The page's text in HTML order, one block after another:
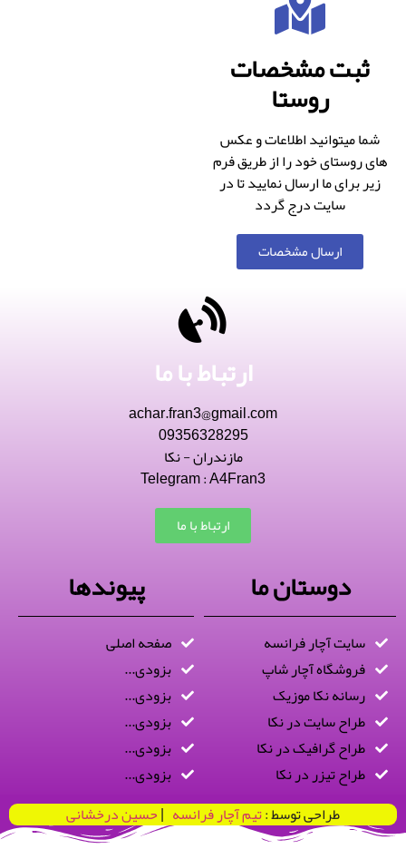
ثبت مشخصات
روستا
شما میتوانید اطلاعات و عکس
های روستای خود را از طریق فرم
زیر برای ما ارسال نمایید تا در
سایت درج گردد
ارسال مشخصات
ارتباط با ما
achar.fran3@gmail.com
09356328295
مازندران - نکا
Telegram : A4Fran3
ارتباط با ما
دوستان ما
سایت آچار فرانسه
فروشگاه آچار شاپ
رسانه نکا موزیک
طراح سایت در نکا
طراح گرافیک در نکا
طراح تیزر در نکا
پیوندها
صفحه اصلی
بزودی...
بزودی...
بزودی...
بزودی...
بزودی...
طراحی توسط :تیم آچار فرانسه |حسین درخشانی